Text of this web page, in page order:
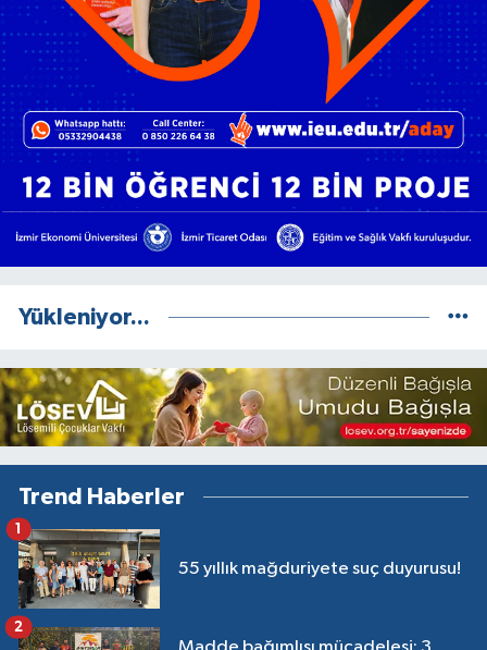
Yükleniyor...
Trend Haberler
55 yıllık mağduriyete suç duyurusu!
1
2